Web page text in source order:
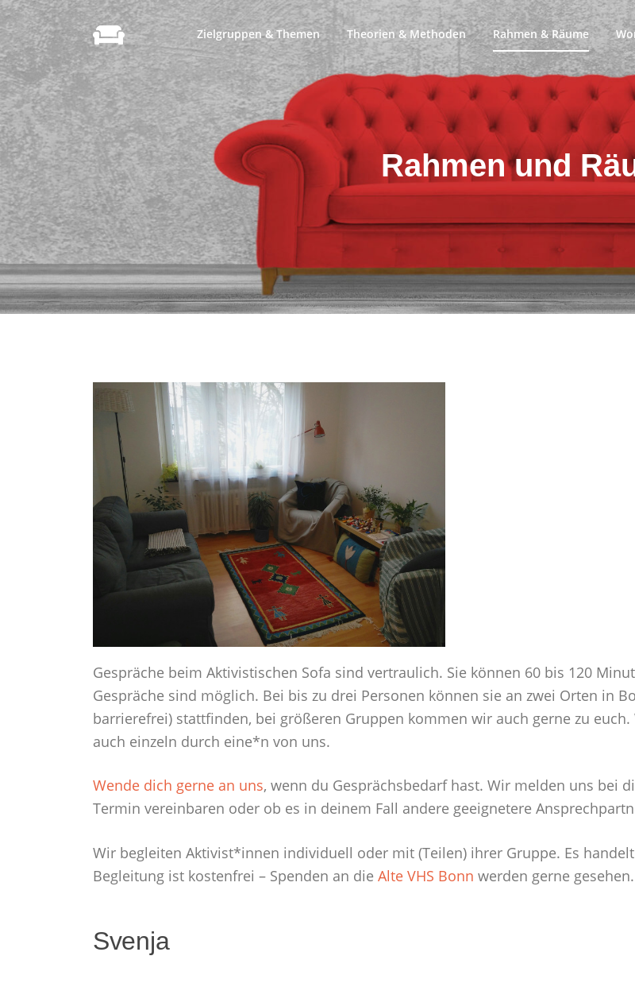
Zum
Inhalt
springen
Zielgruppen & Themen Theorien & Methoden Rahmen & Räume
Rahmen und
Gespräche beim Aktivistischen Sofa sind vertraulich. Sie können 60 bis 120
Gespräche sind möglich. Bei bis zu drei Personen können sie an zwei Orten in
barrierefrei) stattfinden, bei größeren Gruppen kommen wir auch gerne zu
auch einzeln durch eine*n von uns.
Wende dich gerne an uns, wenn du Gesprächsbedarf hast. Wir melden uns bei
Termin vereinbaren oder ob es in deinem Fall andere geeignetere
Wir begleiten Aktivist*innen individuell oder mit (Teilen) ihrer Gruppe. Es
Begleitung ist kostenfrei – Spenden an die Alte VHS Bonn werden gerne
Svenja